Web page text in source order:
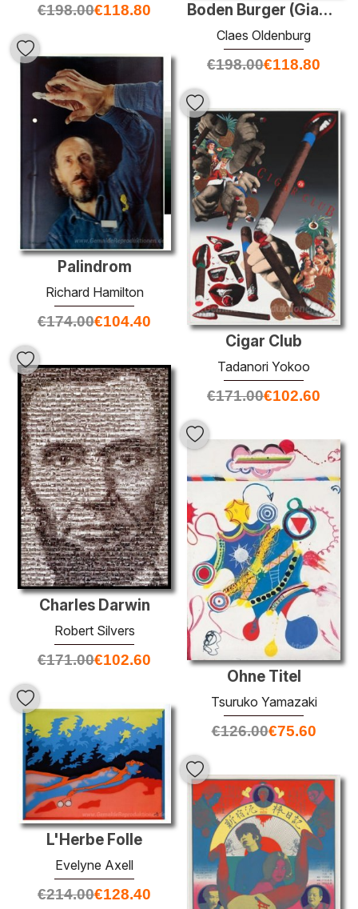
€198.00€118.80 Boden Burger (Giant Hamburger)
Claes Oldenburg
€198.00€118.80
Palindrom
Richard Hamilton
€174.00€104.40
Cigar Club
Tadanori Yokoo
€171.00€102.60
Charles Darwin
Robert Silvers
€171.00€102.60
Ohne Titel
Tsuruko Yamazaki
€126.00€75.60
L'Herbe Folle
Evelyne Axell
€214.00€128.40